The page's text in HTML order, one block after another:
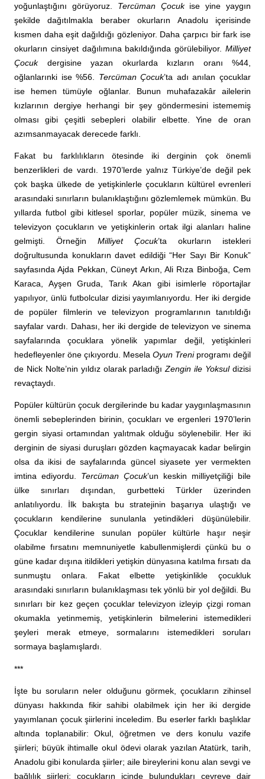
yoğunlaştığını görüyoruz. Tercüman Çocukise yine yaygın
şekilde dağıtılmakla beraber okurların Anadolu içerisinde
kısmen daha eşit dağıldığı gözleniyor. Daha çarpıcı bir fark ise
okurların cinsiyet dağılımına bakıldığında görülebiliyor. Milliyet
Çocukdergisine yazan okurlarda kızların oranı %44,
oğlanlarınki ise %56. Tercüman Çocuk’ta adı anılan çocuklar
ise hemen tümüyle oğlanlar. Bunun muhafazakâr ailelerin
kızlarının dergiye herhangi bir şey göndermesini istememiş
olması gibi çeşitli sebepleri olabilir elbette. Yine de oran
azımsanmayacak derecede farklı.
Fakat bu farklılıkların ötesinde iki derginin çok önemli
benzerlikleri de vardı. 1970’lerde yalnız Türkiye’de değil pek
çok başka ülkede de yetişkinlerle çocukların kültürel evrenleri
arasındaki sınırların bulanıklaştığını gözlemlemek mümkün. Bu
yıllarda futbol gibi kitlesel sporlar, popüler müzik, sinema ve
televizyon çocukların ve yetişkinlerin ortak ilgi alanları haline
gelmişti. Örneğin Milliyet Çocuk’ta okurların istekleri
doğrultusunda konukların davet edildiği “Her Sayı Bir Konuk”
sayfasında Ajda Pekkan, Cüneyt Arkın, Ali Rıza Binboğa, Cem
Karaca, Ayşen Gruda, Tarık Akan gibi isimlerle röportajlar
yapılıyor, ünlü futbolcular dizisi yayımlanıyordu. Her iki dergide
de popüler filmlerin ve televizyon programlarının tanıtıldığı
sayfalar vardı. Dahası, her iki dergide de televizyon ve sinema
sayfalarında çocuklara yönelik yapımlar değil, yetişkinleri
hedefleyenler öne çıkıyordu. Mesela Oyun Treniprogramı değil
de Nick Nolte’nin yıldız olarak parladığıZengin ile Yoksuldizisi
revaçtaydı.
Popüler kültürün çocuk dergilerinde bu kadar yaygınlaşmasının
önemli sebeplerinden birinin, çocukları ve ergenleri 1970’lerin
gergin siyasi ortamından yalıtmak olduğu söylenebilir. Her iki
derginin de siyasi duruşları gözden kaçmayacak kadar belirgin
olsa da ikisi de sayfalarında güncel siyasete yer vermekten
imtina ediyordu. Tercüman Çocuk’un keskin milliyetçiliği bile
ülke sınırları dışından, gurbetteki Türkler üzerinden
anlatılıyordu. İlk bakışta bu stratejinin başarıya ulaştığı ve
çocukların kendilerine sunulanla yetindikleri düşünülebilir.
Çocuklar kendilerine sunulan popüler kültürle haşır neşir
olabilme fırsatını memnuniyetle kabullenmişlerdi çünkü bu o
güne kadar dışına itildikleri yetişkin dünyasına katılma fırsatı da
sunmuştu onlara. Fakat elbette yetişkinlikle çocukluk
arasındaki sınırların bulanıklaşması tek yönlü bir yol değildi. Bu
sınırları bir kez geçen çocuklar televizyon izleyip çizgi roman
okumakla yetinmemiş, yetişkinlerin bilmelerini istemedikleri
şeyleri merak etmeye, sormalarını istemedikleri soruları
sormaya başlamışlardı.
***
İşte bu soruların neler olduğunu görmek, çocukların zihinsel
dünyası hakkında fikir sahibi olabilmek için her iki dergide
yayımlanan çocuk şiirlerini inceledim. Bu eserler farklı başlıklar
altında toplanabilir: Okul, öğretmen ve ders konulu vazife
şiirleri; büyük ihtimalle okul ödevi olarak yazılan Atatürk, tarih,
Anadolu gibi konularda şiirler; aile bireylerini konu alan sevgi ve
bağlılık şiirleri; çocukların içinde bulundukları çevreye dair